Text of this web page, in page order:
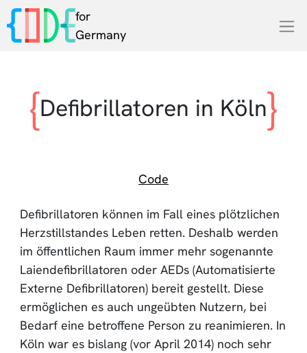
for
Germany
Defibrillatoren in Köln
Code
Defibrillatoren können im Fall eines plötzlichen
Herzstillstandes Leben retten. Deshalb werden
im öffentlichen Raum immer mehr sogenannte
Laiendefibrillatoren oder AEDs (Automatisierte
Externe Defibrillatoren) bereit gestellt. Diese
ermöglichen es auch ungeübten Nutzern, bei
Bedarf eine betroffene Person zu reanimieren. In
Köln war es bislang (vor April 2014) noch sehr